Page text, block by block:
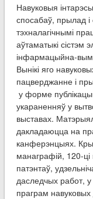
Навуковыя
спосабаў, прылад і
тэхналагічнымі
аўтаматыкі сістэм
інфармацыйна-
Вынікі яго
пацверджанне і
у форме
укараненняў у
выставах.
дакладаюцца на
канферэнцыях.
манаграфій, 120-ці
патэнтаў,
даследчых работ,
праграм навуковых